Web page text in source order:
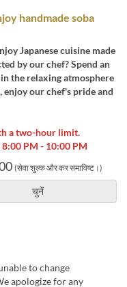
handmade soba
Japanese cuisine made
by our chef? Spend an
the relaxing atmosphere
enjoy our chef's pride and
a two-hour limit.
8:00 PM - 10:00 PM
(सेवा शुल्क और कर समाविष्ट।)
चुनें
to change
apologize for any